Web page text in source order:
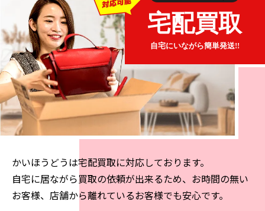
とができます。
レトロ、クラシックなスタイル
モダンなスタイル
｜高級家具の人気メーカー
レトロ・クラシックスタイルの家具
ります。
天童木工 カリモク60
ハロ
宅配買取
自宅にいながら簡単発送!!
かいほうどうは宅配買取に対応しております。
自宅に居ながら買取の依頼が出来るため、お時間の無い
お客様、店舗から離れているお客様でも安心です。